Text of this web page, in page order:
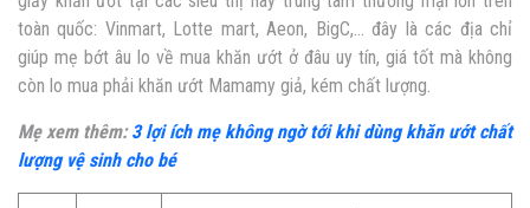
toàn quốc: Vinmart, Lotte mart, Aeon, BigC,… đây là các địa chỉ
giúp mẹ bớt âu lo về mua khăn ướt ở đâu uy tín, giá tốt mà không
còn lo mua phải khăn ướt Mamamy giả, kém chất lượng.
Mẹ xem thêm:3 lợi ích mẹ không ngờ tới khi dùng khăn ướt chất
lượng vệ sinh cho bé